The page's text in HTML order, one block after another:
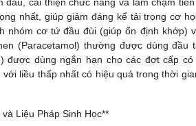
nhất, giúp giảm đáng kể tải trọng cơ
nhóm cơ tứ đầu đùi (giúp ổn định khớp)
(Paracetamol) thường được dùng đầu
được dùng ngắn hạn cho các đợt cấp
liều thấp nhất có hiệu quả trong thời
Liệu Pháp Sinh Học**